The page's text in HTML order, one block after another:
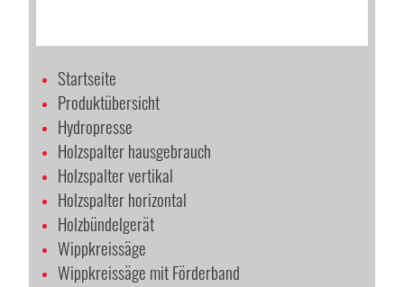
Startseite
Produktübersicht
Hydropresse
Holzspalter hausgebrauch
Holzspalter vertikal
Holzspalter horizontal
Holzbündelgerät
Wippkreissäge
Wippkreissäge mit Förderband